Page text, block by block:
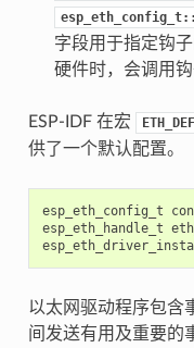
字段用于指定钩
硬件时，会调用钩
ESP-IDF 在宏
供了一个默认配置。
esp_eth_config_t
esp_eth_handle_t
以太网驱动程序包含
间发送有用及重要的